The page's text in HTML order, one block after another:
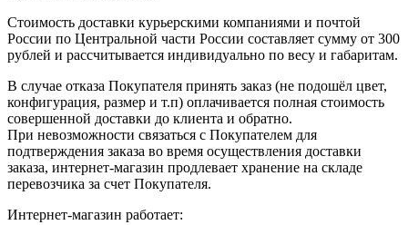
Стоимость доставки курьерскими компаниями и почтой
России по Центральной части России составляет сумму от 300
рублей и рассчитывается индивидуально по весу и габаритам.
В случае отказа Покупателя принять заказ (не подошёл цвет,
конфигурация, размер и т.п) оплачивается полная стоимость
совершенной доставки до клиента и обратно.
При невозможности связаться с Покупателем для
подтверждения заказа во время осуществления доставки
заказа, интернет-магазин продлевает хранение на складе
перевозчика за счет Покупателя.
Интернет-магазин работает: